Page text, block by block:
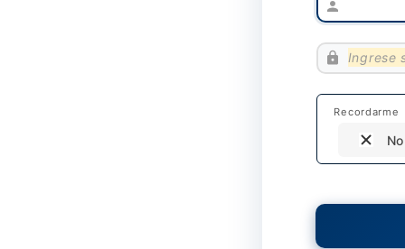
Ingrese
Recordarme
No